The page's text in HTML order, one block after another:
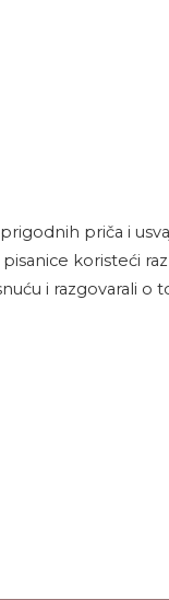
priča i
koristeći
i razgovarali o